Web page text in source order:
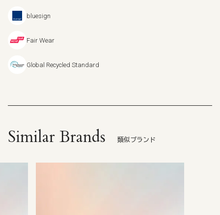
bluesign
Fair Wear
Global Recycled Standard
Similar Brands 類似ブランド